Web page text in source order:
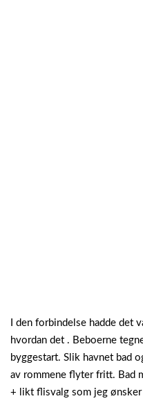
I den forbindelse hadde
hvordan det . Beboerne
byggestart. Slik havnet bad
av rommene flyter fritt. Bad
+ likt flisvalg som jeg